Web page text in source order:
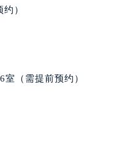
）
（需提前预约）
售后服务中心（需提前预约
）
（需提前预约）